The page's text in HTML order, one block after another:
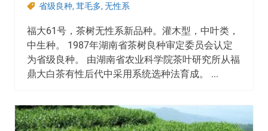
省级良种, 茸毛多, 无性系
福大61号，茶树无性系新品种。灌木型，中叶类，
中生种。 1987年湖南省茶树良种审定委员会认定
为省级良种。 由湖南省农业科学院茶叶研究所从福
鼎大白茶有性后代中采用系统选种法育成。 ...